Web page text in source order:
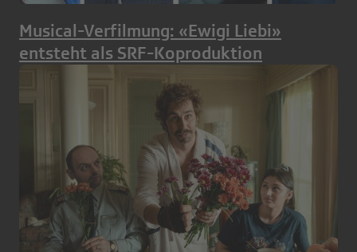
Musical-Verfilmung: «Ewigi Liebi»
entsteht als SRF-Koproduktion